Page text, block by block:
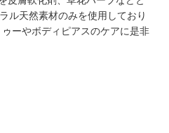
ル天然素材のみを使用しており
ーやボディピアスのケアに是非